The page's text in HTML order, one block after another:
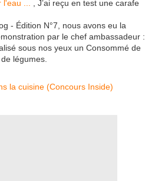
...
, J’ai reçu en test une carafe
- Édition N°7, nous avons eu la
par le chef ambassadeur :
sous nos yeux un Consommé de
légumes.